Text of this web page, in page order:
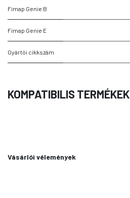
Fimap Genie B
Fimap Genie E
Gyártói cikkszám
KOMPATIBILIS TERMÉKEK
Vásárlói vélemények